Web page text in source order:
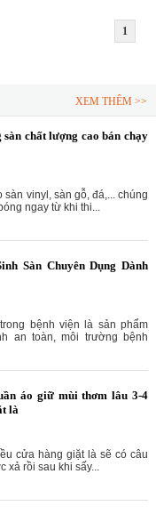
1
XEM THÊM >>
sàn chất lượng cao bán chạy
vinyl, sàn gỗ, đá,... chúng
ngay từ khi thi...
Sàn Chuyên Dụng Dành
bệnh viện là sản phẩm
an toàn, môi trường bệnh
áo giữ mùi thơm lâu 3-4
là
cửa hàng giặt là sẽ có câu
xả rồi sau khi sấy...